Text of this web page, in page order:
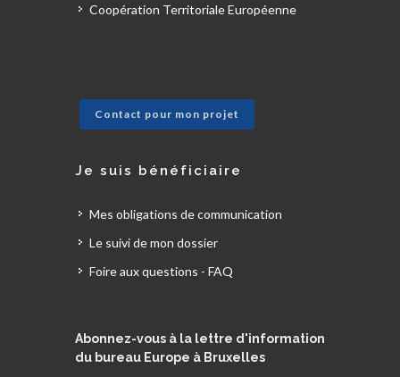
Coopération Territoriale Européenne
Contact pour mon projet
Je suis bénéficiaire
Mes obligations de communication
Le suivi de mon dossier
Foire aux questions - FAQ
Abonnez-vous à la lettre d'information
du bureau Europe à Bruxelles